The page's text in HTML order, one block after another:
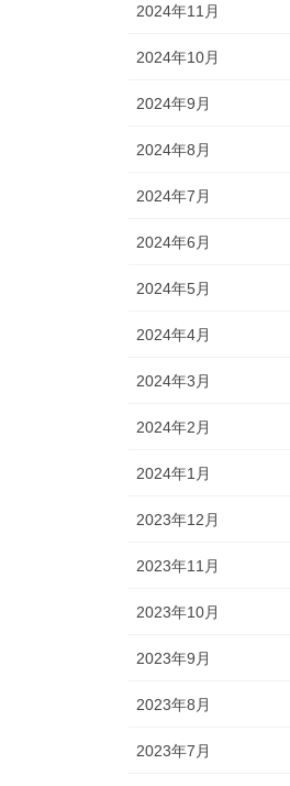
2024年11月
2024年10月
2024年9月
2024年8月
2024年7月
2024年6月
2024年5月
2024年4月
2024年3月
2024年2月
2024年1月
2023年12月
2023年11月
2023年10月
2023年9月
2023年8月
2023年7月